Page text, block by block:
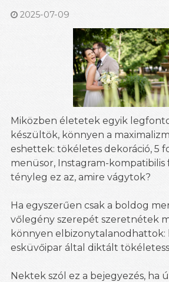
2025-07-09
Miközben életetek egyik
készültök, könnyen a
eshettek: tökéletes dekoráció, 5
menüsor, Instagram-kompatibilis
tényleg ez az, amire vágytok?
Ha egyszerűen csak a boldog
vőlegény szerepét szeretnétek
könnyen elbizonytalanodhattok:
esküvőipar által diktált
Nektek szól ez a bejegyezés, ha